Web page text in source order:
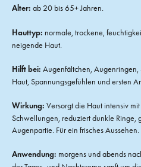
Alter: ab 20 bis 65+ Jahren.
Hauttyp: normale, trockene,
neigende Haut.
Hilft bei: Augenfältchen,
Haut, Spannungsgefühlen und ersten
Wirkung: Versorgt die Haut intensiv
Schwellungen, reduziert dunkle Ringe,
Augenpartie. Für ein frisches Aussehen.
Anwendung: morgens und abends